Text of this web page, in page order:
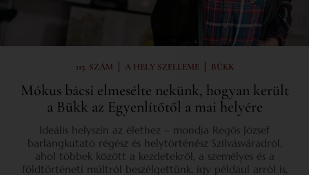
115. SZÁM | A HELY SZELLEME | BÜKK
Mókus bácsi elmesélte nekünk, hogyan került
a Bükk az Egyenlítőtől a mai helyére
Ideális helyszín az élethez – mondja Regős József
barlangkutató régész és helytörténész Szilvásváradról,
ahol többek között a kezdetekről, a személyes és a
földtörténeti múltról beszélgettünk, így például arról is,